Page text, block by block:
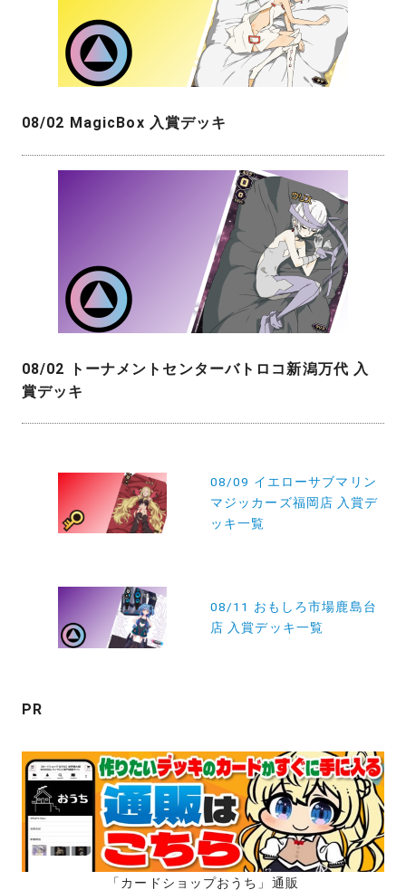
08/02 MagicBox 入賞デッキ
08/02 トーナメントセンターバトロコ新潟万代 入
賞デッキ
ン
08/09 イエローサブマリン
マジッカーズ福岡店 入賞デ
ッキ一覧
08/11 おもしろ市場鹿島台
店 入賞デッキ一覧
PR
「カードショップおうち」通販